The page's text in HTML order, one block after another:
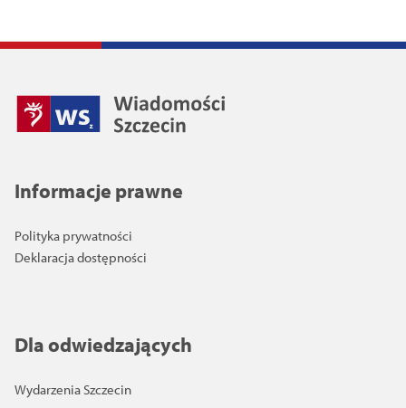
Informacje prawne
Polityka prywatności
Deklaracja dostępności
Dla odwiedzających
Wydarzenia Szczecin